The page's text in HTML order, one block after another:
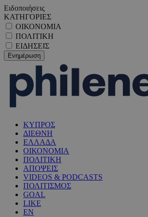
Ειδοποιήσεις
ΚΑΤΗΓΟΡΙΕΣ
ΟΙΚΟΝΟΜΙΑ
ΠΟΛΙΤΙΚΗ
ΕΙΔΗΣΕΙΣ
ΚΥΠΡΟΣ
ΔΙΕΘΝΗ
ΕΛΛΑΔΑ
ΟΙΚΟΝΟΜΙΑ
ΠΟΛΙΤΙΚΗ
ΑΠΟΨΕΙΣ
VIDEOS & PODCASTS
ΠΟΛΙΤΙΣΜΟΣ
GOAL
LIKE
EN